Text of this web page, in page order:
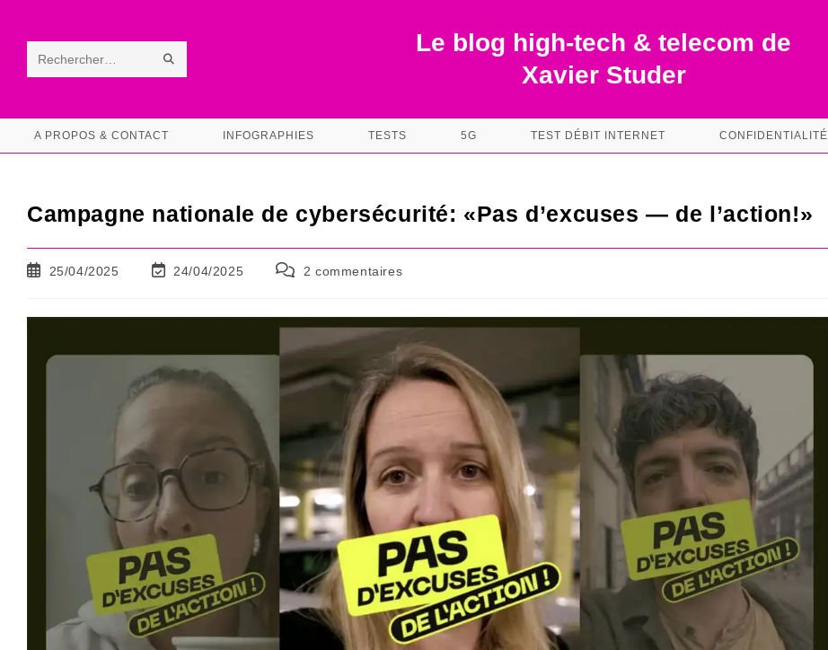
contentRechercher
ce RECHERCHE
Le blog high-tech & telecom de
Xavier Studer
A PROPOS & CONTACT INFOGRAPHIES TESTS 5G TEST DÉBIT INTERNET CONFIDENTIALITÉ
Campagne nationale de cybersécurité: «Pas d’excuses — de l’action!»
Publication
25/04/2025
Dernière
la
24/04/2025
Commentaires
publication :
2 commentaires